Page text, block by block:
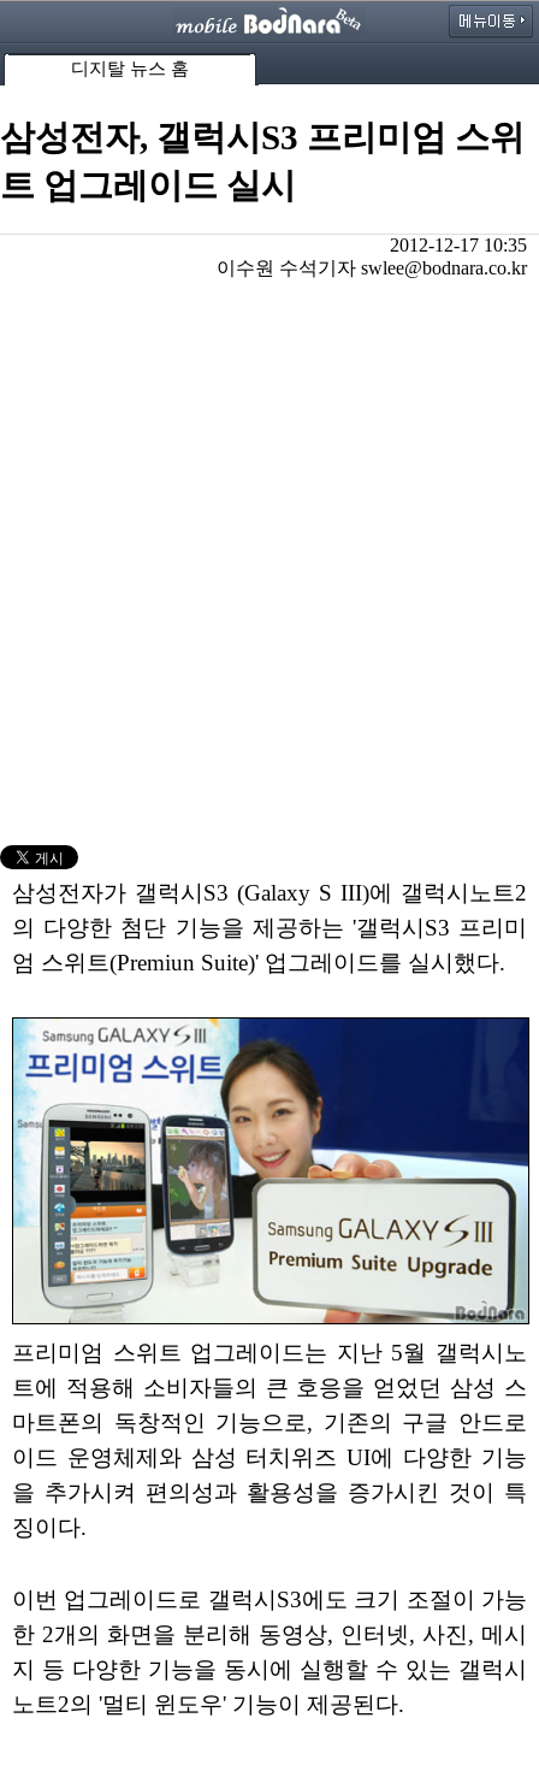
디지탈 뉴스 홈
삼성전자, 갤럭시S3 프리미엄 스위
트 업그레이드 실시
2012-12-17 10:35
이수원 수석기자 swlee@bodnara.co.kr
삼성전자가 갤럭시S3 (Galaxy S III)에 갤럭시노트2
의 다양한 첨단 기능을 제공하는 '갤럭시S3 프리미
엄 스위트(Premiun Suite)' 업그레이드를 실시했다.
프리미엄 스위트 업그레이드는 지난 5월 갤럭시노
트에 적용해 소비자들의 큰 호응을 얻었던 삼성 스
마트폰의 독창적인 기능으로, 기존의 구글 안드로
이드 운영체제와 삼성 터치위즈 UI에 다양한 기능
을 추가시켜 편의성과 활용성을 증가시킨 것이 특
징이다.
이번 업그레이드로 갤럭시S3에도 크기 조절이 가능
한 2개의 화면을 분리해 동영상, 인터넷, 사진, 메시
지 등 다양한 기능을 동시에 실행할 수 있는 갤럭시
노트2의 '멀티 윈도우' 기능이 제공된다.